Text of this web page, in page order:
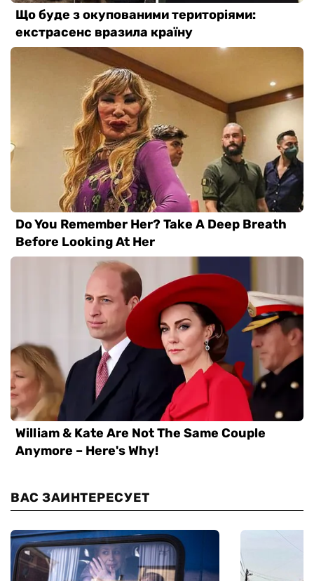
ВАС ЗАИНТЕРЕСУЕТ